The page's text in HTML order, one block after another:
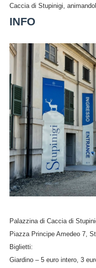
Caccia di Stupinigi,
INFO
Palazzina di Caccia di
Piazza Principe Amedeo 7,
Biglietti:
Giardino – 5 euro intero, 3